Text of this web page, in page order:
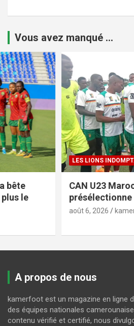
Vous avez manqué ...
LES LIONS INDOMPTABLES
CAN U23 Maroc 2027 :
présélectionne 30 joueurs
kamerfoot
A propos de nous
kamerfoot est un magazine en ligne
des équipes nationales
contenu vérifié et certifié, nous